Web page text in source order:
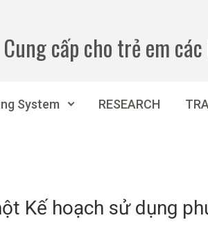
Cung cấp cho trẻ em
System RESEARCH
Kế hoạch sử dụng